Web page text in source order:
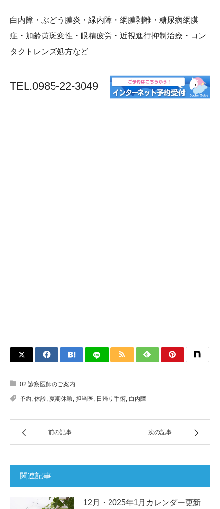
白内障・ぶどう膜炎・緑内障・網膜剥離・糖尿病網膜
症・加齢黄斑変性・眼精疲労・近視進行抑制治療・コン
タクトレンズ処方など
TEL.0985-22-3049
02.診察医師のご案内
予約, 休診, 夏期休暇, 担当医, 日帰り手術, 白内障
前の記事 次の記事
関連記事
12月・2025年1月カレンダー更新